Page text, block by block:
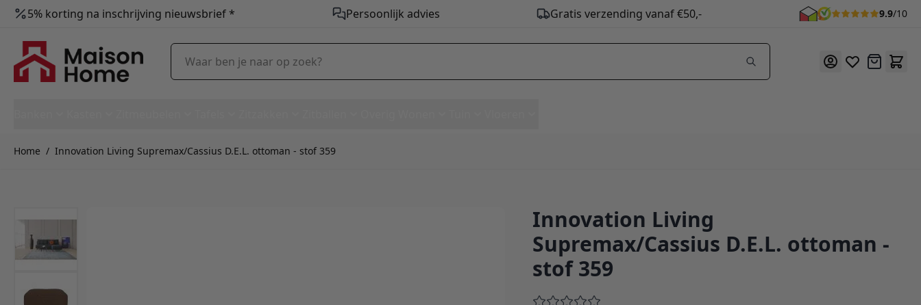
5% korting na inschrijving nieuwsbrief * Persoonlijk advies Gratis verzending vanaf €50,- 9.9/10
Offerte
Waar ben je naar op zoek?
Home / Innovation Living Supremax/Cassius D.E.L. ottoman - stof 359
Innovation Living Supremax/Cassius D.E.L. ottoman - stof 359
Innovation Living
Supremax/Cassius D.E.L. ottoman -
stof 359